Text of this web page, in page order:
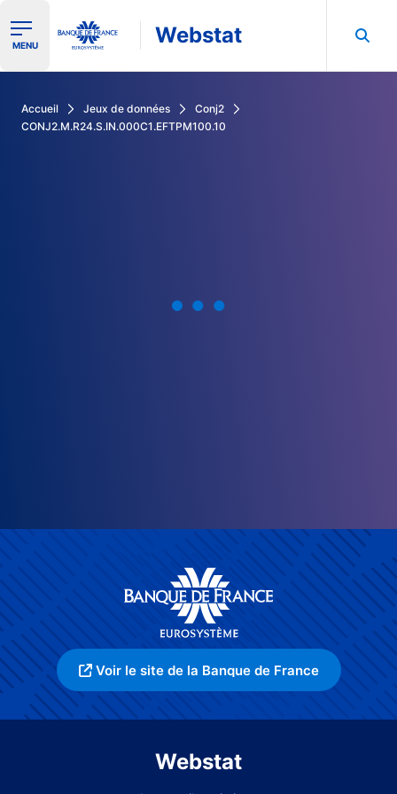
Ouvrir le menu de navigation
MENU Webstat
Accueil Jeux de données
Conj2
CONJ2.M.R24.S.IN.000C1.EFTPM100.10
Voir le site de la Banque de France
Webstat